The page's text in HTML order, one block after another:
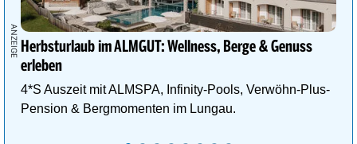
Herbsturlaub im ALMGUT: Wellness, Berge & Genuss
erleben
4*S Auszeit mit ALMSPA, Infinity-Pools, Verwöhn-Plus-
Pension & Bergmomenten im Lungau.